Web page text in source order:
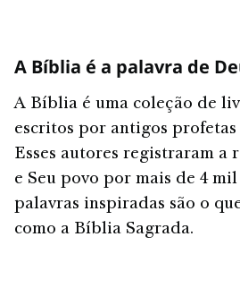
A Bíblia é a palavra de
A Bíblia é uma coleção de
escritos por antigos
Esses autores registraram a
e Seu povo por mais de 4 mil
palavras inspiradas são o
como a Bíblia Sagrada.